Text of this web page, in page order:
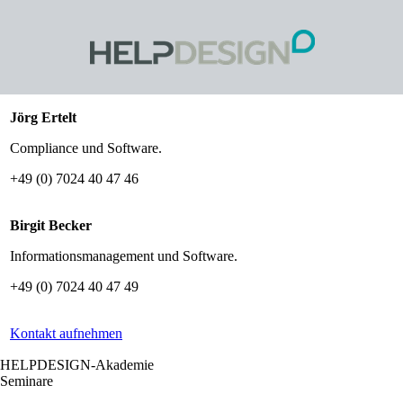
Jörg Ertelt
Compliance und Software.
+49 (0) 7024 40 47 46
Birgit Becker
Informationsmanagement und Software.
+49 (0) 7024 40 47 49
Kontakt aufnehmen
HELPDESIGN-Akademie
Seminare